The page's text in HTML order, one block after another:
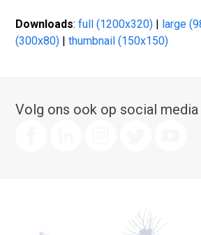
Downloads:full (1200x320) large
(300x80) |thumbnail (150x150)
Volg ons ook op social media